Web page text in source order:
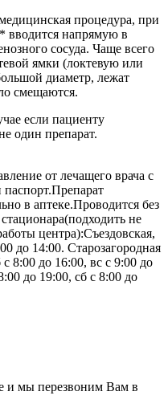
процедура, при
вводится напрямую в
сосуда. Чаще всего
ямки (локтевую или
диаметр, лежат
смещаются.
если пациенту
один препарат.
от лечащего врача с
паспорт.Препарат
в аптеке.Проводится без
не
центра):Съездовская,
до 14:00. Старозагородная
8:00 до 16:00, вс с 9:00 до
до 19:00, сб с 8:00 до
и мы перезвоним Вам в